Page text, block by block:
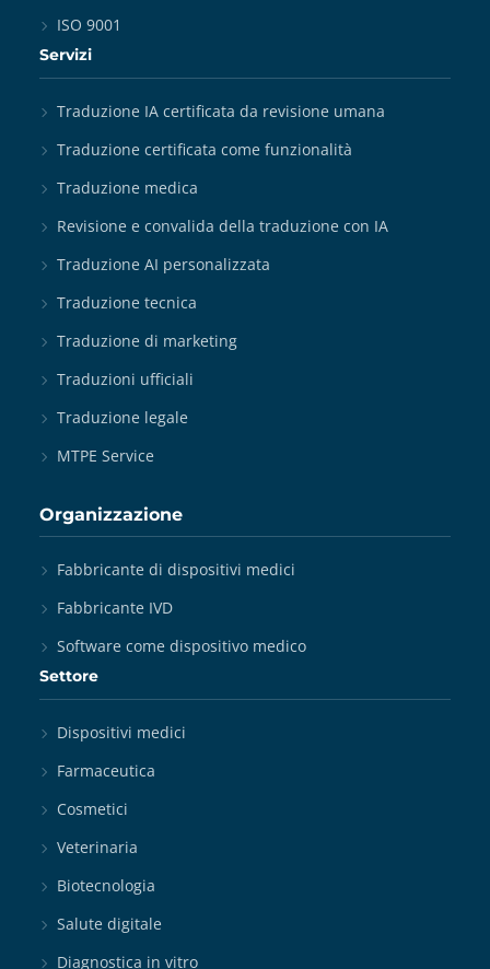
ISO 9001
Servizi
Traduzione IA certificata da revisione umana
Traduzione certificata come funzionalità
Traduzione medica
Revisione e convalida della traduzione con IA
Traduzione AI personalizzata
Traduzione tecnica
Traduzione di marketing
Traduzioni ufficiali
Traduzione legale
MTPE Service
Organizzazione
Fabbricante di dispositivi medici
Fabbricante IVD
Software come dispositivo medico
Settore
Dispositivi medici
Farmaceutica
Cosmetici
Veterinaria
Biotecnologia
Salute digitale
Diagnostica in vitro